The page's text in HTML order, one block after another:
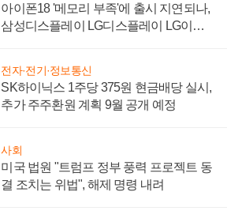
아이폰18 '메모리 부족'에 출시 지연되나,
삼성디스플레이 LG디스플레이 LG이노
전자·전기·정보통신
SK하이닉스 1주당 375원 현금배당 실시,
추가 주주환원 계획 9월 공개 예정
사회
미국 법원 "트럼프 정부 풍력 프로젝트 동
결 조치는 위법", 해제 명령 내려